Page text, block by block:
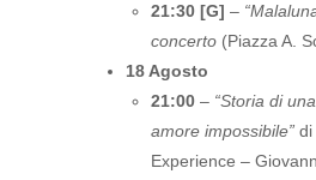
21:30 [G] –
concerto (Piazza A.
18 Agosto
21:00 – “Storia di
amore impossibile” di
Experience –